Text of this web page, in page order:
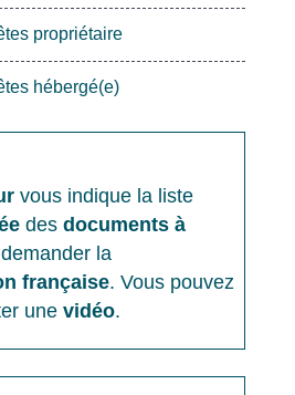
propriétaire
hébergé(e)
vous indique la liste
des documents à
la
française. Vous pouvez
une vidéo.